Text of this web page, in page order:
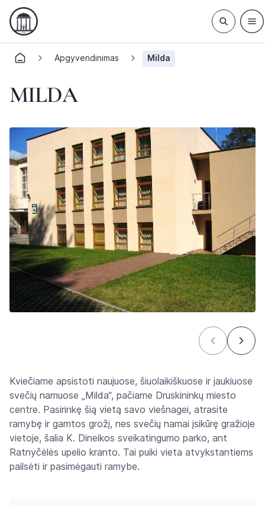
Apgyvendinimas Milda
MILDA
Kviečiame apsistoti naujuose, šiuolaikiškuose ir jaukiuose
svečių namuose „Milda“, pačiame Druskininkų miesto
centre. Pasirinkę šią vietą savo viešnagei, atrasite
ramybę ir gamtos grožį, nes svečių namai įsikūrę gražioje
vietoje, šalia K. Dineikos sveikatingumo parko, ant
Ratnyčėlės upelio kranto. Tai puiki vieta atvykstantiems
pailsėti ir pasimėgauti ramybe.